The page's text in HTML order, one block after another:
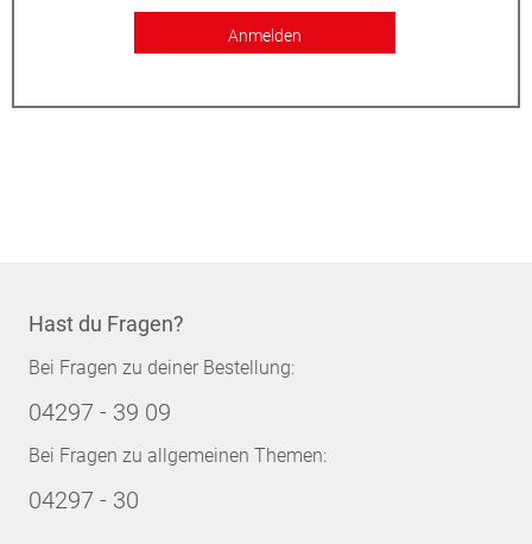
Anmelden
Hast du Fragen?
Bei Fragen zu deiner Bestellung:
04297 - 39 09
Bei Fragen zu allgemeinen Themen:
04297 - 30